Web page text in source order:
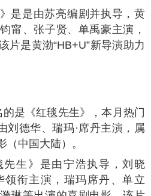
是是由苏亮编剧并执导，黄
甯、张子贤、单禹豪主演，
片是黄渤“HB+U”新导演助力
是《红毯先生》，本月热门
刘德华、瑞玛·席丹主演，属
中国大陆）。
先生》是由宁浩执导，刘晓
领衔主演，瑞玛席丹、单立